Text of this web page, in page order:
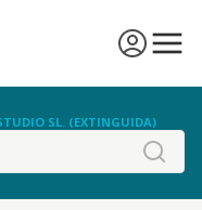
SL. (EXTINGUIDA)